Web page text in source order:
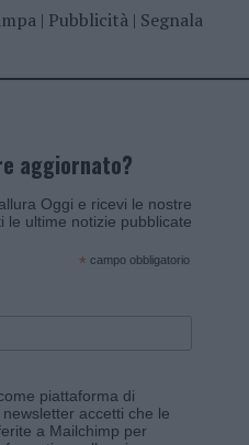
| Pubblicità| Segnala
aggiornato?
Oggi e ricevi le nostre
le ultime notizie pubblicate
* campo obbligatorio
piattaforma di
accetti che le
a Mailchimp per